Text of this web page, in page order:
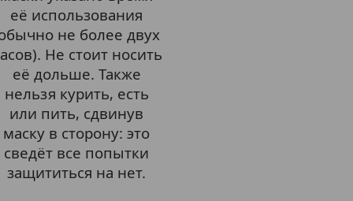
её использования
не более двух
Не стоит носить
её дольше. Также
нельзя курить, есть
или пить, сдвинув
маску в сторону: это
сведёт все попытки
защититься на нет.